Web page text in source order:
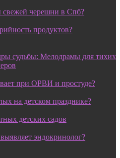
свежей черешни в Спб?
продуктов?
судьбы: Мелодрамы для тихих
при ОРВИ и простуде?
на детском празднике?
детских садов
эндокринолог?